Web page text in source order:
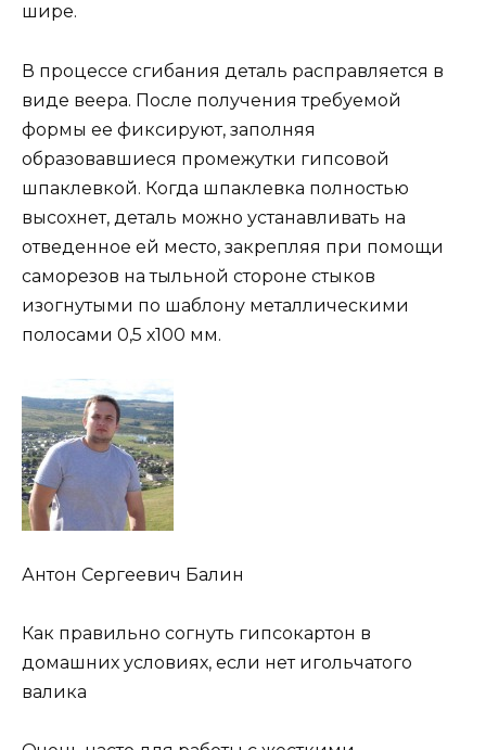
шире.
В процессе сгибания деталь расправляется в
виде веера. После получения требуемой
формы ее фиксируют, заполняя
образовавшиеся промежутки гипсовой
шпаклевкой. Когда шпаклевка полностью
высохнет, деталь можно устанавливать на
отведенное ей место, закрепляя при помощи
саморезов на тыльной стороне стыков
изогнутыми по шаблону металлическими
полосами 0,5 х100 мм.
Антон Сергеевич Балин
Как правильно согнуть гипсокартон в
домашних условиях, если нет игольчатого
валика